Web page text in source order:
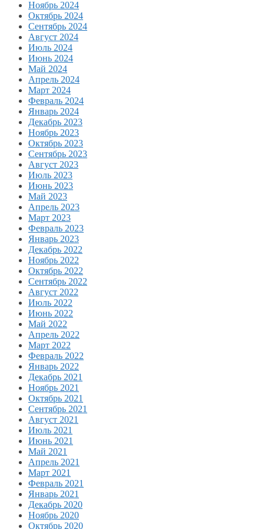
Ноябрь 2024
Октябрь 2024
Сентябрь 2024
Август 2024
Июль 2024
Июнь 2024
Май 2024
Апрель 2024
Март 2024
Февраль 2024
Январь 2024
Декабрь 2023
Ноябрь 2023
Октябрь 2023
Сентябрь 2023
Август 2023
Июль 2023
Июнь 2023
Май 2023
Апрель 2023
Март 2023
Февраль 2023
Январь 2023
Декабрь 2022
Ноябрь 2022
Октябрь 2022
Сентябрь 2022
Август 2022
Июль 2022
Июнь 2022
Май 2022
Апрель 2022
Март 2022
Февраль 2022
Январь 2022
Декабрь 2021
Ноябрь 2021
Октябрь 2021
Сентябрь 2021
Август 2021
Июль 2021
Июнь 2021
Май 2021
Апрель 2021
Март 2021
Февраль 2021
Январь 2021
Декабрь 2020
Ноябрь 2020
Октябрь 2020